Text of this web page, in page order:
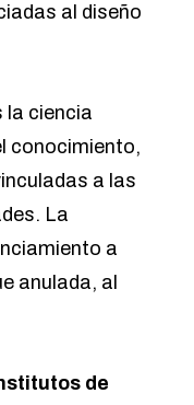
al diseño
la ciencia
conocimiento,
a las
La
a
anulada, al
de